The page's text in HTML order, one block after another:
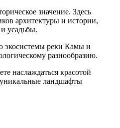
значение. Здесь
архитектуры и истории,
усадьбы.
экосистемы реки Камы и
разнообразию.
наслаждаться красотой
ландшафты